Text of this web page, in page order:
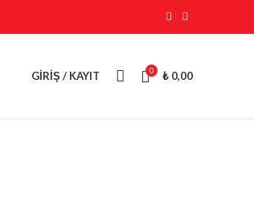
GIRIŞ / KAYIT 0 ₺ 0,00